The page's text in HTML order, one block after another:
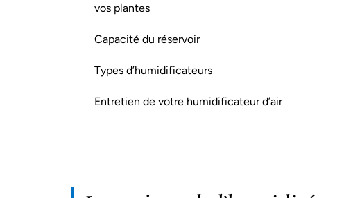
vos plantes
Capacité du réservoir
Types d’humidificateurs
Entretien de votre humidificateur d’air